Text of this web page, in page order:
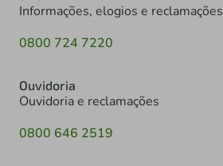
Informações, elogios e reclamações
0800 724 7220
Ouvidoria
Ouvidoria e reclamações
0800 646 2519